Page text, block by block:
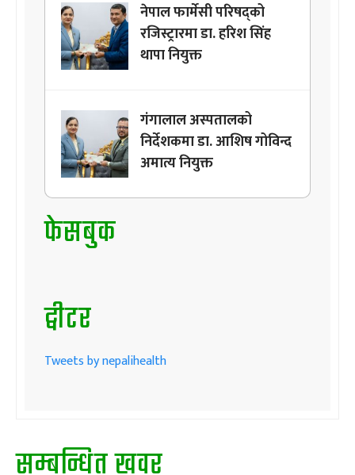
नेपाल फार्मेसी परिषद्को
रजिस्ट्रारमा डा. हरिश सिंह
थापा नियुक्त
गंगालाल अस्पतालको
निर्देशकमा डा. आशिष गोविन्द
अमात्य नियुक्त
फेसबुक
ट्वीटर
Tweets by nepalihealth